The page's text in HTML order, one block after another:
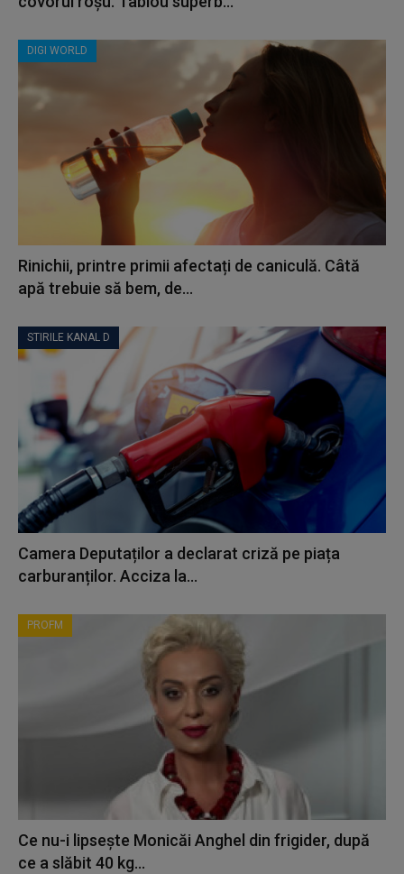
DIGI WORLD
Rinichii, printre primii afectați de caniculă. Câtă
apă trebuie să bem, de...
STIRILE KANAL D
Camera Deputaților a declarat criză pe piața
carburanților. Acciza la...
PROFM
Ce nu-i lipsește Monicăi Anghel din frigider, după
ce a slăbit 40 kg...